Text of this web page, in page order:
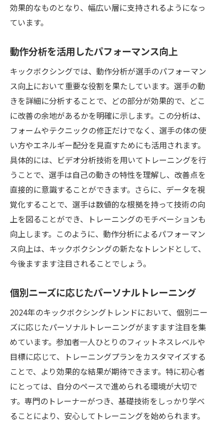
効果的なものとなり、幅広い層に支持されるようになっ
ています。
動作分析を活用したパフォーマンス向上
キックボクシングでは、動作分析が選手のパフォーマン
ス向上において重要な役割を果たしています。選手の動
きを詳細に分析することで、どの部分が効果的で、どこ
に改善の余地があるかを明確に示します。この分析は、
フォームやテクニックの修正だけでなく、選手の体の使
い方やエネルギー配分を見直すためにも活用されます。
具体的には、ビデオ分析技術を用いてトレーニングを行
うことで、選手は自己の動きの特性を理解し、改善点を
直接的に意識することができます。さらに、データを視
覚化することで、選手は数値的な根拠を持って技術の向
上を図ることができ、トレーニングのモチベーションも
向上します。このように、動作分析によるパフォーマン
ス向上は、キックボクシングの新たなトレンドとして、
今後ますます注目されることでしょう。
個別ニーズに応じたパーソナルトレーニング
2024年のキックボクシングトレンドにおいて、個別ニー
ズに応じたパーソナルトレーニングがますます注目を集
めています。参加者一人ひとりのフィットネスレベルや
目標に応じて、トレーニングプランをカスタマイズする
ことで、より効果的な結果が期待できます。特に初心者
にとっては、自分のペースで進められる環境が大切で
す。専門のトレーナーがつき、基礎技術をしっかり学べ
ることにより、安心してトレーニングを始められます。